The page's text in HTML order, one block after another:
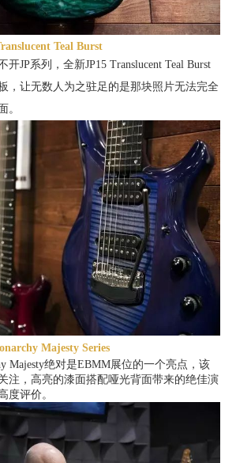
Teal Burst
开JP系列，全新JP15 Translucent Teal Burst
，让无数人为之驻足的是那块照片无法完全
。
Majesty Series
Majesty绝对是EBMM展位的一个亮点，该
注，高亮的漆面搭配哑光背面带来的绝佳演
度评价。